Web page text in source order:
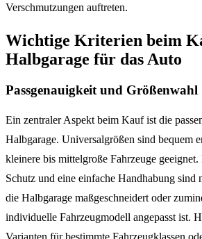
Verschmutzungen auftreten.
Wichtige Kriterien beim
Halbgarage für das Auto
Passgenauigkeit und Größenwahl
Ein zentraler Aspekt beim Kauf ist die
Halbgarage. Universalgrößen sind bequem
kleinere bis mittelgroße Fahrzeuge
Schutz und eine einfache Handhabung sind
die Halbgarage maßgeschneidert oder
individuelle Fahrzeugmodell angepasst ist.